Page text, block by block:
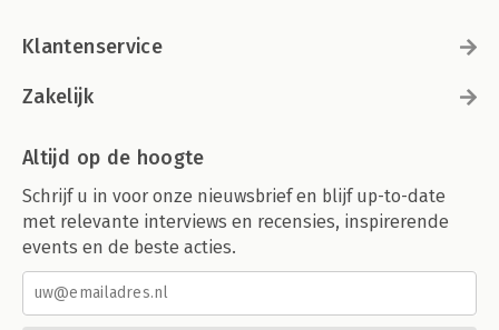
Klantenservice
Zakelijk
Altijd op de hoogte
Schrijf u in voor onze nieuwsbrief en blijf up-to-date
met relevante interviews en recensies, inspirerende
events en de beste acties.